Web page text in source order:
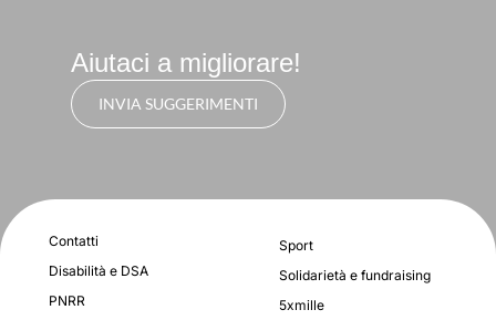
Aiutaci a migliorare!
INVIA SUGGERIMENTI
Contatti
Disabilità e DSA
PNRR
Sport
Solidarietà e fundraising
5xmille